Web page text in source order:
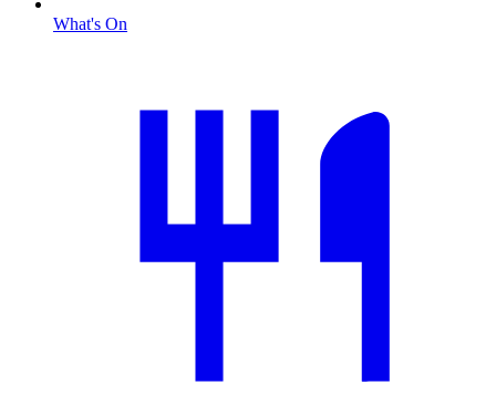
What's On